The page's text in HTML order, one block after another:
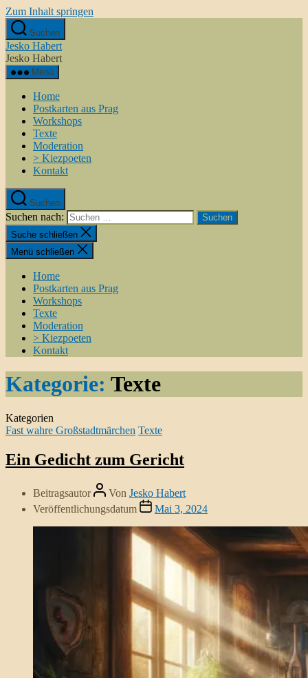
Zum Inhalt springen
Suchen
Jesko Habert
Jesko Habert
Menü
Home
Postkarten aus Prag
Workshops
Texte
Moderation
> Kiezpoeten
Kontakt
Suchen
Suchen nach:
Suche schließen
Menü schließen
Home
Postkarten aus Prag
Workshops
Texte
Moderation
> Kiezpoeten
Kontakt
Kategorie: Texte
Kategorien
Fast wahre Großstadtmärchen Texte
Ein Gedicht zum Gericht
Beitragsautor Von Jesko Habert
Veröffentlichungsdatum
Mai 3, 2024